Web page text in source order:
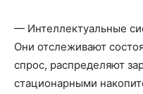
— Интеллектуальные
Они отслеживают
спрос, распределяют
стационарными